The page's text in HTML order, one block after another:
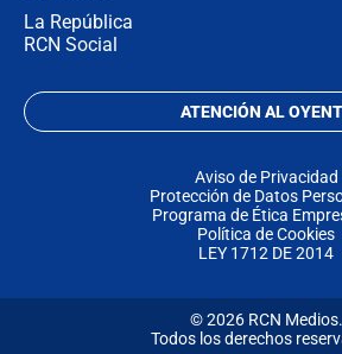
La República
RCN Social
ATENCIÓN AL
Aviso de Privacidad
Protección de Datos
Programa de Ética
Política de Cookies
LEY 1712 DE 2014
© 2026 RCN Medios.
Todos los derechos